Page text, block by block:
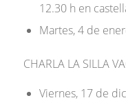
12.30 h en
Martes, 4 de
CHARLA LA SILLA
Viernes, 17 de